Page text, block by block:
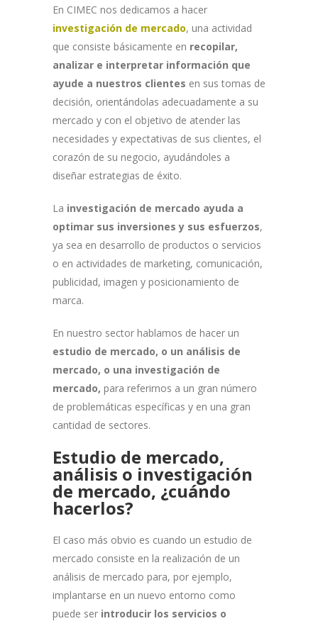
En CIMEC nos dedicamos a hacer
investigación de mercado, una actividad
que consiste básicamente en recopilar,
analizar e interpretar información que
ayude a nuestros clientes en sus tomas de
decisión, orientándolas adecuadamente a su
mercado y con el objetivo de atender las
necesidades y expectativas de sus clientes, el
corazón de su negocio, ayudándoles a
diseñar estrategias de éxito.
La investigación de mercado ayuda a
optimar sus inversiones y sus esfuerzos,
ya sea en desarrollo de productos o servicios
o en actividades de marketing, comunicación,
publicidad, imagen y posicionamiento de
marca.
En nuestro sector hablamos de hacer un
estudio de mercado, o un análisis de
mercado, o una investigación de
mercado, para referirnos a un gran número
de problemáticas específicas y en una gran
cantidad de sectores.
Estudio de mercado,
análisis o investigación
de mercado, ¿cuándo
hacerlos?
El caso más obvio es cuando un estudio de
mercado consiste en la realización de un
análisis de mercado para, por ejemplo,
implantarse en un nuevo entorno como
puede ser introducir los servicios o